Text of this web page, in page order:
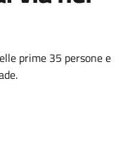
prime 35 persone e